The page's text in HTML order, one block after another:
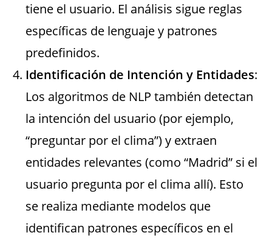
tiene el usuario. El análisis sigue reglas
específicas de lenguaje y patrones
predefinidos.
Identificación de Intención y Entidades:
Los algoritmos de NLP también detectan
la intención del usuario (por ejemplo,
“preguntar por el clima”) y extraen
entidades relevantes (como “Madrid” si el
usuario pregunta por el clima allí). Esto
se realiza mediante modelos que
identifican patrones específicos en el